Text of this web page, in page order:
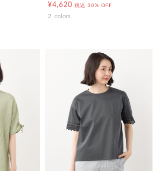
¥4,620 税込 30% OFF
2 colors